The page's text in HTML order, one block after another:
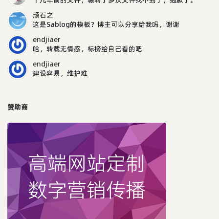
顽石之
这是Sablog的模板？博主可以分享给我吗，谢谢
endjiaer
哈，转载无情感，标榜给自己看的吧
endjiaer
建设容易，维护难
赞助商